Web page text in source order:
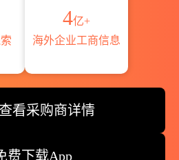
4亿+
海外企业工商信息
看采购商详情
费下载App